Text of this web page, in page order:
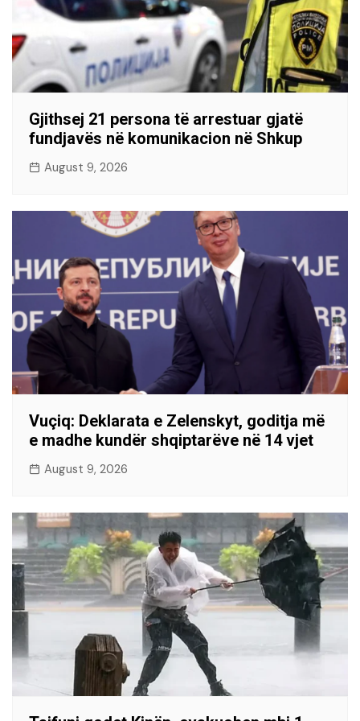
Gjithsej 21 persona të arrestuar gjatë
fundjavës në komunikacion në Shkup
August 9, 2026
Vuçiq: Deklarata e Zelenskyt, goditja më
e madhe kundër shqiptarëve në 14 vjet
August 9, 2026